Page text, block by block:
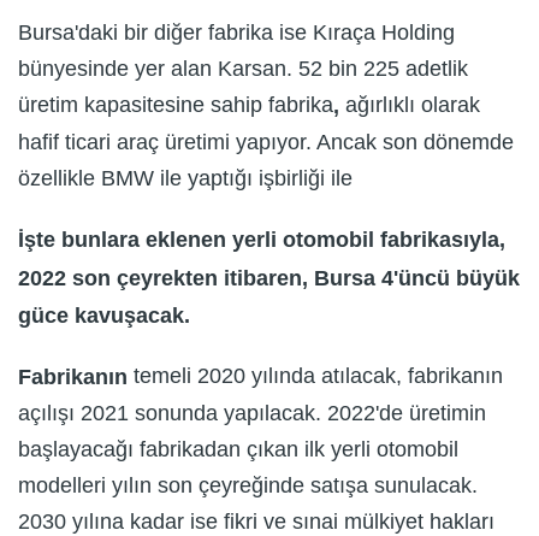
Bursa'daki bir diğer fabrika ise Kıraça Holding
bünyesinde yer alan Karsan. 52 bin 225 adetlik
üretim kapasitesine sahip fabrika, ağırlıklı olarak
hafif ticari araç üretimi yapıyor. Ancak son dönemde
özellikle BMW ile yaptığı işbirliği ile
İşte bunlara eklenen yerli otomobil fabrikasıyla,
2022 son çeyrekten itibaren, Bursa 4'üncü büyük
güce kavuşacak.
Fabrikanın temeli 2020 yılında atılacak, fabrikanın
açılışı 2021 sonunda yapılacak. 2022'de üretimin
başlayacağı fabrikadan çıkan ilk yerli otomobil
modelleri yılın son çeyreğinde satışa sunulacak.
2030 yılına kadar ise fikri ve sınai mülkiyet hakları